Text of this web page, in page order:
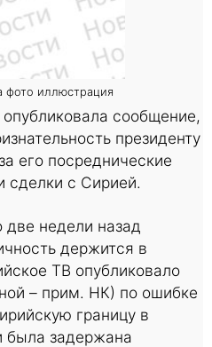
фото иллюстрация
сообщение,
президенту
его посреднические
сделки с Сирией.
две недели назад
держится в
ТВ опубликовало
– прим. НК) по ошибке
границу в
была задержана